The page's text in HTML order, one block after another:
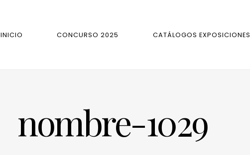
INICIO CONCURSO 2025 CATÁLOGOS EXPOSICIONES
nombre-1029